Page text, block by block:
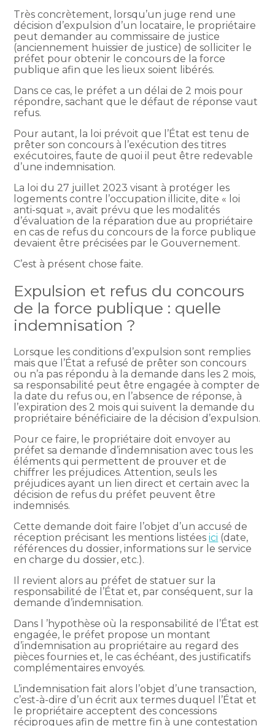
Très concrètement, lorsqu’un juge rend une
décision d’expulsion d’un locataire, le propriétaire
peut demander au commissaire de justice
(anciennement huissier de justice) de solliciter le
préfet pour obtenir le concours de la force
publique afin que les lieux soient libérés.
Dans ce cas, le préfet a un délai de 2 mois pour
répondre, sachant que le défaut de réponse vaut
refus.
Pour autant, la loi prévoit que l’État est tenu de
prêter son concours à l’exécution des titres
exécutoires, faute de quoi il peut être redevable
d’une indemnisation.
La loi du 27 juillet 2023 visant à protéger les
logements contre l’occupation illicite, dite « loi
anti-squat », avait prévu que les modalités
d’évaluation de la réparation due au propriétaire
en cas de refus du concours de la force publique
devaient être précisées par le Gouvernement.
C’est à présent chose faite.
Expulsion et refus du concours
de la force publique : quelle
indemnisation ?
Lorsque les conditions d’expulsion sont remplies
mais que l’État a refusé de prêter son concours
ou n’a pas répondu à la demande dans les 2 mois,
sa responsabilité peut être engagée à compter de
la date du refus ou, en l’absence de réponse, à
l’expiration des 2 mois qui suivent la demande du
propriétaire bénéficiaire de la décision d’expulsion.
Pour ce faire, le propriétaire doit envoyer au
préfet sa demande d’indemnisation avec tous les
éléments qui permettent de prouver et de
chiffrer les préjudices. Attention, seuls les
préjudices ayant un lien direct et certain avec la
décision de refus du préfet peuvent être
indemnisés.
Cette demande doit faire l’objet d’un accusé de
réception précisant les mentions listéesici (date,
références du dossier, informations sur le service
en charge du dossier, etc.).
Il revient alors au préfet de statuer sur la
responsabilité de l’État et, par conséquent, sur la
demande d’indemnisation.
Dans l ’hypothèse où la responsabilité de l’État est
engagée, le préfet propose un montant
d’indemnisation au propriétaire au regard des
pièces fournies et, le cas échéant, des justificatifs
complémentaires envoyés.
L’indemnisation fait alors l’objet d’une transaction,
c’est-à-dire d’un écrit aux termes duquel l’État et
le propriétaire acceptent des concessions
réciproques afin de mettre fin à une contestation